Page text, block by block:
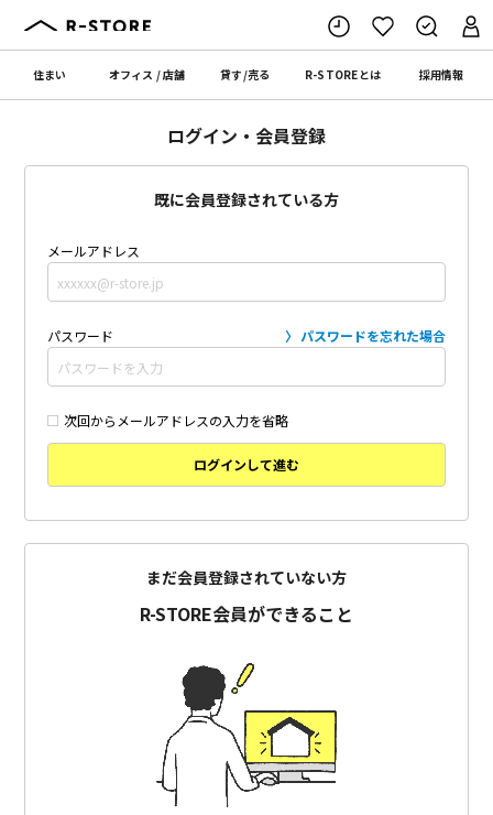
住まい オフィス /店舗 貸す/売る R-STOREとは 採用情報
ログイン・会員登録
既に会員登録されている方
メールアドレス
パスワード パスワードを忘れた場合
次回からメールアドレスの入力を省略
ログインして進む
まだ会員登録されていない方
R-STORE会員ができること